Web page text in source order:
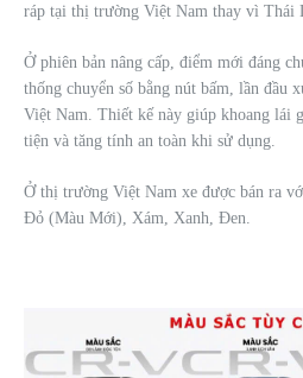
ráp tại thị trường Việt Nam thay vì Thái
Ở phiên bản nâng cấp, điểm mới đáng
thống chuyển số bằng nút bấm, lần đầu
Việt Nam. Thiết kế này giúp khoang lái
tiện và tăng tính an toàn khi sử dụng.
Ở thị trường Việt Nam xe được bán ra
Đỏ (Màu Mới), Xám, Xanh, Đen.